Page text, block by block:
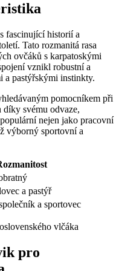
fascinující historií a
Tato rozmanitá rasa
ovčáků s karpatoskými
vznikl robustní a
a pastýřskými instinkty.
pomocníkem při
díky svému odvaze,
nejen jako pracovní
výborný sportovní a
a pastýř
a sportovec
pro